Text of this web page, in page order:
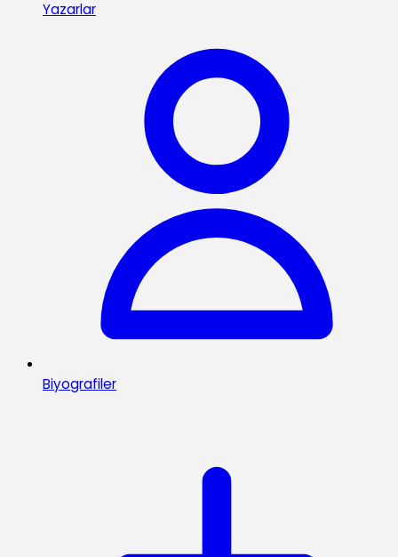
Yazarlar
Biyografiler